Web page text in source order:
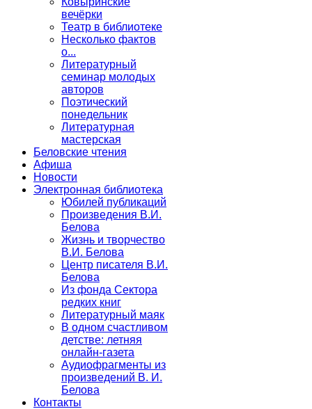
вечёрки
Театр в библиотеке
Несколько фактов
о...
Литературный
семинар молодых
авторов
Поэтический
понедельник
Литературная
мастерская
Беловские чтения
Афиша
Новости
Электронная библиотека
Юбилей публикаций
Произведения В.И.
Белова
Жизнь и творчество
В.И. Белова
Центр писателя В.И.
Белова
Из фонда Сектора
редких книг
Литературный маяк
В одном счастливом
детстве: летняя
онлайн-газета
Аудиофрагменты из
произведений В. И.
Белова
Контакты